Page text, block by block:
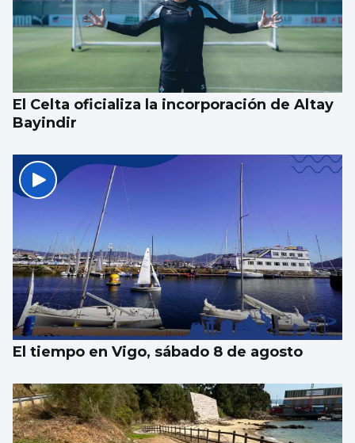
La nigranesa Kreios Space lanzará el
satélite que volará más cerca de la Tierra
El Celta oficializa la incorporación de Altay
Bayindir
El tiempo en Vigo, sábado 8 de agosto